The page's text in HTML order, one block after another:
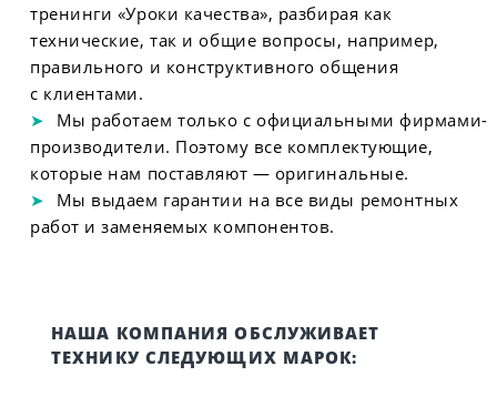
тренинги «Уроки качества», разбирая как
технические, так и общие вопросы, например,
правильного и конструктивного общения
с клиентами.
Мы работаем только с официальными фирмами-
производители. Поэтому все комплектующие,
которые нам поставляют — оригинальные.
Мы выдаем гарантии на все виды ремонтных
работ и заменяемых компонентов.
НАША КОМПАНИЯ ОБСЛУЖИВАЕТ
ТЕХНИКУ СЛЕДУЮЩИХ МАРОК: